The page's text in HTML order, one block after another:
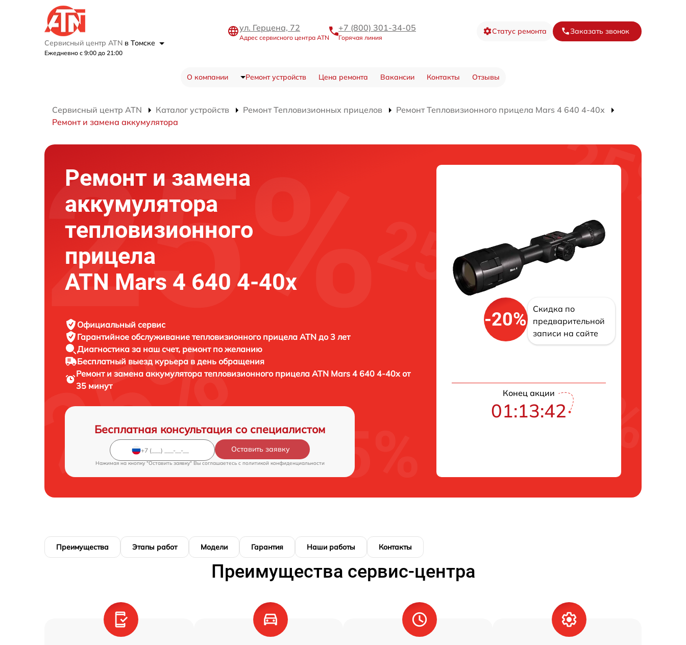
Сервисный центр ATN в Томске
Ежедневно с 9:00 до 21:00
ул. Герцена, 72
Адрес сервисного центра ATN
+7 (800) 301-34-05
Горячая линия
Статус ремонта Заказать звонок
О компании Ремонт устройств Цена ремонта Вакансии Контакты Отзывы
Сервисный центр ATN Каталог устройств Ремонт Тепловизионных прицелов
Ремонт Тепловизионного прицела Mars 4 640 4-40х
Ремонт и замена аккумулятора
Ремонт и замена
аккумулятора
тепловизионного
прицела
ATN Mars 4 640 4-40х
Официальный сервис
Гарантийное обслуживание тепловизионного прицела ATN до 3 лет
Диагностика за наш счет, ремонт по желанию
Бесплатный выезд курьера в день обращения
Ремонт и замена аккумулятора тепловизионного прицелаATN Mars 4 640 4-40х от
35 минут
Бесплатная консультация со специалистом
Оставить заявку
Нажимая на кнопку "Оставить заявку" Вы соглашаетесь c политикой конфиденциальности
-20%
Скидка по
предварительной
записи на сайте
Конец акции
01:13:42
Преимущества Этапы работ Модели Гарантия Наши работы Контакты
Преимущества сервис-центра